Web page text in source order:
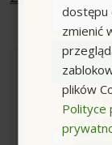
Zapisz się i
dostępu
zmienić
plików
Polityce
zgoda
danych
na
mail